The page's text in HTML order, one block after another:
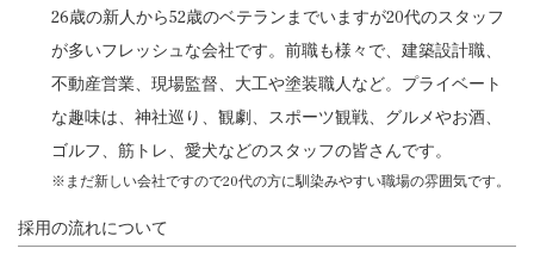
26歳の新人から52歳のベテランまでいますが20代のスタッフ
が多いフレッシュな会社です。前職も様々で、建築設計職、
不動産営業、現場監督、大工や塗装職人など。プライベート
な趣味は、神社巡り、観劇、スポーツ観戦、グルメやお酒、
ゴルフ、筋トレ、愛犬などのスタッフの皆さんです。
※まだ新しい会社ですので20代の方に馴染みやすい職場の雰囲気です。
採用の流れについて